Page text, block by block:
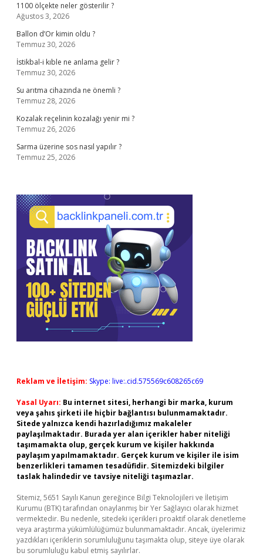
1100 ölçekte neler gösterilir ?
Ağustos 3, 2026
Ballon d’Or kimin oldu ?
Temmuz 30, 2026
İstikbal-i kıble ne anlama gelir ?
Temmuz 30, 2026
Su arıtma cihazında ne önemli ?
Temmuz 28, 2026
Kozalak reçelinin kozalağı yenir mi ?
Temmuz 26, 2026
Sarma üzerine sos nasıl yapılır ?
Temmuz 25, 2026
Reklam ve İletişim: Skype: live:.cid.575569c608265c69
Yasal Uyarı: Bu internet sitesi, herhangi bir marka, kurum
veya şahıs şirketi ile hiçbir bağlantısı bulunmamaktadır.
Sitede yalnızca kendi hazırladığımız makaleler
paylaşılmaktadır. Burada yer alan içerikler haber niteliği
taşımamakta olup, gerçek kurum ve kişiler hakkında
paylaşım yapılmamaktadır. Gerçek kurum ve kişiler ile isim
benzerlikleri tamamen tesadüfidir. Sitemizdeki bilgiler
taslak halindedir ve tavsiye niteliği taşımazlar.
Sitemiz, 5651 Sayılı Kanun gereğince Bilgi Teknolojileri ve İletişim
Kurumu (BTK) tarafından onaylanmış bir Yer Sağlayıcı olarak hizmet
vermektedir. Bu nedenle, sitedeki içerikleri proaktif olarak denetleme
veya araştırma yükümlülüğümüz bulunmamaktadır. Ancak, üyelerimiz
yazdıkları içeriklerin sorumluluğunu taşımakta olup, siteye üye olarak
bu sorumluluğu kabul etmiş sayılırlar.